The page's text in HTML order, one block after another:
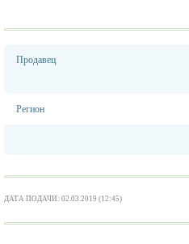
Продавец
Регион
ДАТА ПОДАЧИ: 02.03.2019 (12:45)